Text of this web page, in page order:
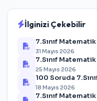
İlginizi Çekebilir
7.Sınıf Matematik
31 Mayıs 2026
7.Sınıf Matematik
25 Mayıs 2026
100 Soruda
18 Mayıs 2026
7.Sınıf Matematik